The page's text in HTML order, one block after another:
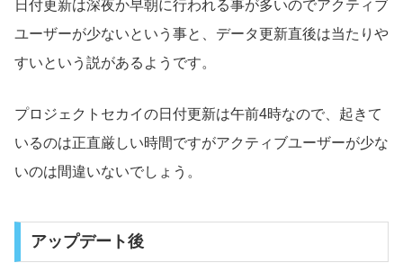
日付更新は深夜か早朝に行われる事が多いのでアクティブ
ユーザーが少ないという事と、データ更新直後は当たりや
すいという説があるようです。
プロジェクトセカイの日付更新は午前4時なので、起きて
いるのは正直厳しい時間ですがアクティブユーザーが少な
いのは間違いないでしょう。
アップデート後